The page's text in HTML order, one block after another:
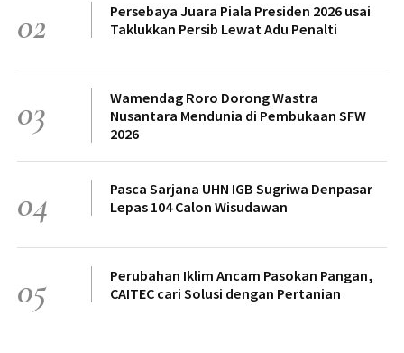
02
Persebaya Juara Piala Presiden 2026 usai
Taklukkan Persib Lewat Adu Penalti
03
Wamendag Roro Dorong Wastra
Nusantara Mendunia di Pembukaan SFW
2026
04
Pasca Sarjana UHN IGB Sugriwa Denpasar
Lepas 104 Calon Wisudawan
05
Perubahan Iklim Ancam Pasokan Pangan,
CAITEC cari Solusi dengan Pertanian